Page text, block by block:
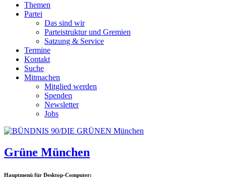
Themen
Partei
Das sind wir
Parteistruktur und Gremien
Satzung & Service
Termine
Kontakt
Suche
Mitmachen
Mitglied werden
Spenden
Newsletter
Jobs
Grüne München
Hauptmenü für Desktop-Computer: